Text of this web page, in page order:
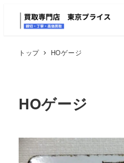
トップ HOゲージ
HOゲージ